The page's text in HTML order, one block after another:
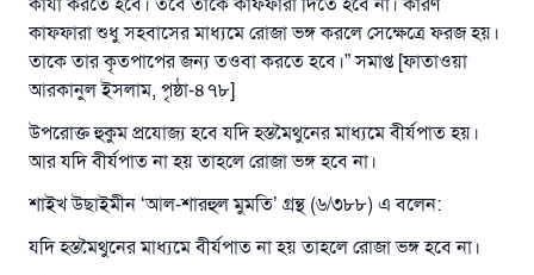
কাযা করতে হবে। তবে তাকে কাফফারা দিতে হবে না। কারণ
কাফফারা শুধু সহবাসের মাধ্যমে রোজা ভঙ্গ করলে সেক্ষেত্রে ফরজ হয়।
তাকে তার কৃতপাপের জন্য তওবা করতে হবে।” সমাপ্ত [ফাতাওয়া
আরকানুল ইসলাম, পৃষ্ঠা-৪৭৮]
উপরোক্ত হুকুম প্রযোজ্য হবে যদি হস্তমৈথুনের মাধ্যমে বীর্যপাত হয়।
আর যদি বীর্যপাত না হয় তাহলে রোজা ভঙ্গ হবে না।
শাইখ উছাইমীন ‘আল-শারহুল মুমতি’ গ্রন্থ (৬/৩৮৮) এ বলেন:
যদি হস্তমৈথুনের মাধ্যমে বীর্যপাত না হয় তাহলে রোজা ভঙ্গ হবে না।
রাসূল সাল্লাল্লাহু আলাইহি ওয়া সাল্লাম বলেছেন
যে ব্যক্তি সৎ কর্মের পথ দেখাবে সে সৎকর্মকারীর সমান
সওয়াব পাবে
(সহিহ মুসলিম; ১৮৯৩)